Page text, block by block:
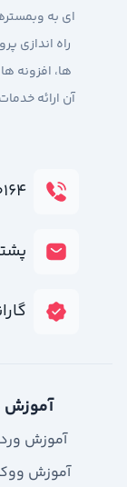
ای به
راه اندازی
ها، افزونه
آن ارائه
آموزش
آموزش
آموزش